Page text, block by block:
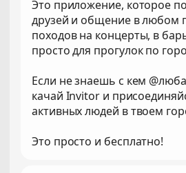
Это приложение, которое
друзей и общение в любом
походов на концерты, в
просто для прогулок по
Если не знаешь с кем
качай Invitor и
активных людей в твоем
Это просто и бесплатно!